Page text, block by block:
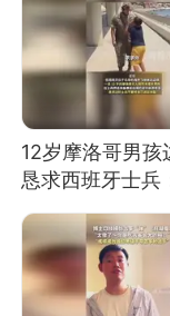
12岁摩洛哥男孩
恳求西班牙士兵